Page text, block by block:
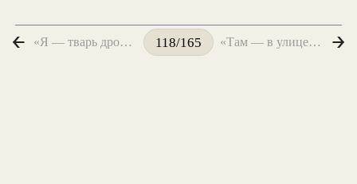
«Я — тварь дрожащая. Лучами...» 118/165 «Там — в улице стоял какой-то дом...»